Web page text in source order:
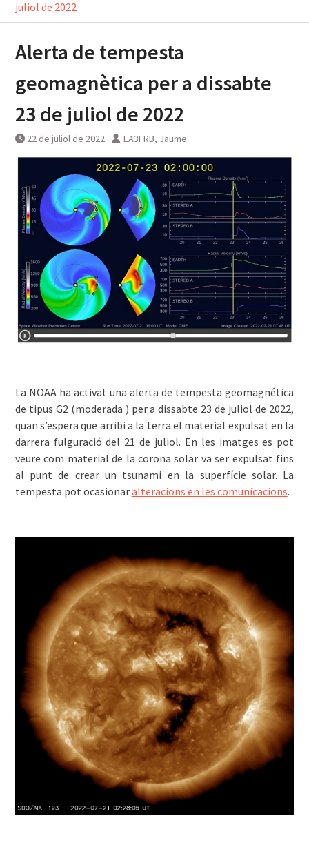
juliol de 2022
Alerta de tempesta
geomagnètica per a dissabte
23 de juliol de 2022
22 de juliol de 2022 EA3FRB, Jaume
La NOAA ha activat una alerta de tempesta geomagnética
de tipus G2 (moderada ) per a dissabte 23 de juliol de 2022,
quan s’espera que arribi a la terra el material expulsat en la
darrera fulguració del 21 de juliol. En les imatges es pot
veure com material de la corona solar va ser expulsat fins
al punt de crear un tsunami en la superfície solar. La
tempesta pot ocasionaralteracions en les comunicacions.